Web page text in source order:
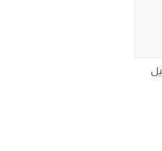
للعرض وتحميل